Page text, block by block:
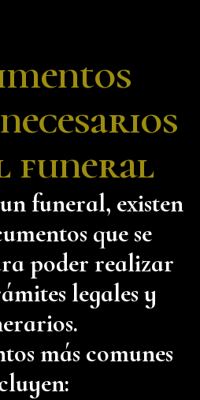
funeral
funeral, existen
que se
poder realizar
legales y
más comunes